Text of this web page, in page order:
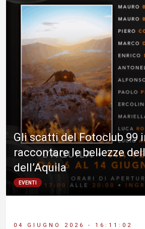
Gli scatti del Fotoclub 99
raccontare le bellezze
dell’Aquila
EVENTI
04 GIUGNO 2026 - 16:11:02